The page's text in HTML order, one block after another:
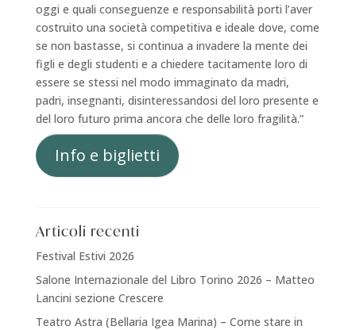
oggi e quali conseguenze e responsabilità porti l’aver
costruito una società competitiva e ideale dove, come
se non bastasse, si continua a invadere la mente dei
figli e degli studenti e a chiedere tacitamente loro di
essere se stessi nel modo immaginato da madri,
padri, insegnanti, disinteressandosi del loro presente e
del loro futuro prima ancora che delle loro fragilità.”
Info e biglietti
Articoli recenti
Festival Estivi 2026
Salone Internazionale del Libro Torino 2026 – Matteo
Lancini sezione Crescere
Teatro Astra (Bellaria Igea Marina) – Come stare in